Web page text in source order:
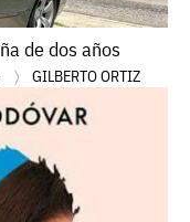
de dos años
GILBERTO ORTIZ